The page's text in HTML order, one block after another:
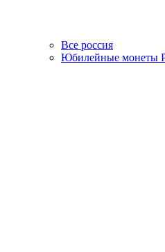
Все россия
Юбилейные монеты